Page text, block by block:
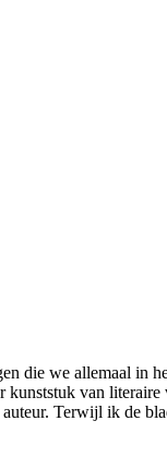
die we allemaal in
kunststuk van
Terwijl ik de